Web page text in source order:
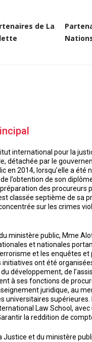
de La
international pour la
détachée par le
en 2014, lorsqu’elle a
l’obtention de son
des procureurs
classée septième de sa
sur les crimes
ministère public, Mme
et nationales
et les enquêtes
ont été
développement, de
à ses fonctions de
juridique, au
universitaires
Law School,
la reddition de
Justice et du ministère